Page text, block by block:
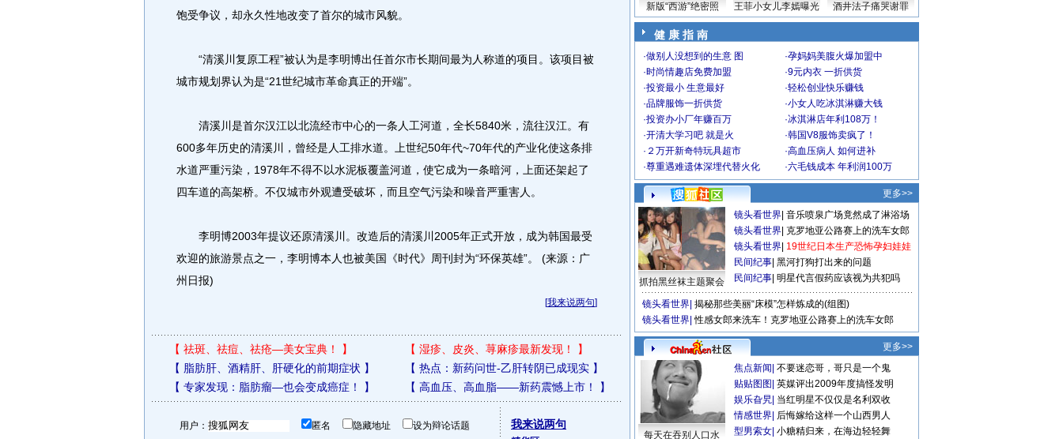
饱受争议，却永久性地改变了首尔的城市风貌。
“清溪川复原工程”被认为是李明博出任首尔市长期间最为人称道的项目。该项目被
城市规划界认为是“21世纪城市革命真正的开端”。
清溪川是首尔汉江以北流经市中心的一条人工河道，全长5840米，流往汉江。有
600多年历史的清溪川，曾经是人工排水道。上世纪50年代~70年代的产业化使这条排
水道严重污染，1978年不得不以水泥板覆盖河道，使它成为一条暗河，上面还架起了
四车道的高架桥。不仅城市外观遭受破坏，而且空气污染和噪音严重害人。
李明博2003年提议还原清溪川。改造后的清溪川2005年正式开放，成为韩国最受
欢迎的旅游景点之一，李明博本人也被美国《时代》周刊封为“环保英雄”。 (来源：广
州日报)
[我来说两句]
【 祛斑、祛痘、祛疮—美女宝典！ 】 【 湿疹、皮炎、荨麻疹最新发现！
】
【 脂肪肝、酒精肝、肝硬化的前期症状 】 【 热点：新药问世-乙肝转阴已成现实】
【 专家发现：脂肪瘤—也会变成癌症！ 】 【 高血压、高血脂——新药震憾上市！ 】
用户： 匿名 隐藏地址 设为辩论话题 我来说两句
新版“西游”绝密照 王菲小女儿李嫣曝光 酒井法子痛哭谢罪
健 康 指 南
·做别人没想到的生意 图 ·孕妈妈美腹火爆加盟中
·时尚情趣店免费加盟 ·9元内衣 一折供货
·投资最小 生意最好 ·轻松创业快乐赚钱
·品牌服饰一折供货 ·小女人吃冰淇淋赚大钱
·投资办小厂年赚百万 ·冰淇淋店年利108万！
·开清大学习吧 就是火 ·韩国V8服饰卖疯了！
· ２万开新奇特玩具超市 ·高血压病人 如何进补
·尊重遇难遗体深埋代替火化 ·六毛钱成本 年利润100万
更多>>
抓拍黑丝袜主题聚会
镜头看世界 音乐喷泉广场竟然成了淋浴场
镜头看世界 克罗地亚公路赛上的洗车女郎
镜头看世界 19世纪日本生产恐怖孕妇娃娃
民间纪事 黑河打狗打出来的问题
民间纪事 明星代言假药应该视为共犯吗
镜头看世界 揭秘那些美丽“床模”怎样炼成的(组图)
镜头看世界 性感女郎来洗车！克罗地亚公路赛上的洗车女郎
更多>>
每天在吞别人口水
焦点新闻 不要迷恋哥，哥只是一个鬼
贴贴图图 英媒评出2009年度搞怪发明
娱乐旮旯 当红明星不仅仅是名利双收
情感世界 后悔嫁给这样一个山西男人
型男索女 小糖精归来，在海边轻轻舞